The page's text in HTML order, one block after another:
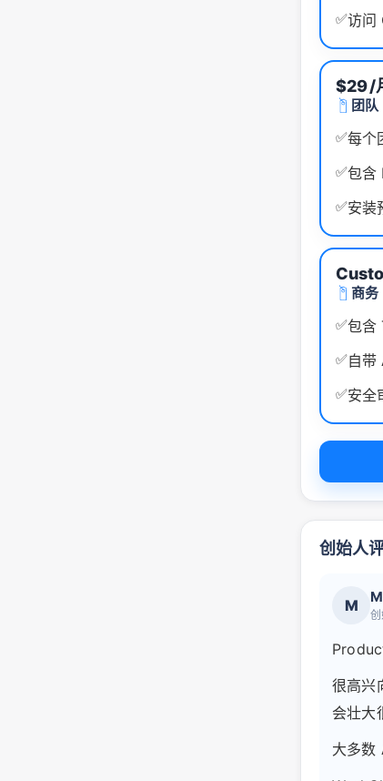
✅访问
$29/
团队
✅每个
✅包含
✅安装
商务
✅包含
✅自带
✅安全
创始人
M
很高兴
会壮大
大多数